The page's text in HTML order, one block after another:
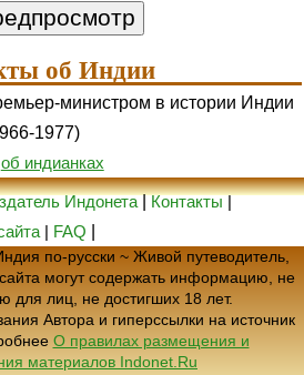
об Индии
министром в истории Индии
1977)
об индианках
Индонета|Контакты|
| FAQ
по-русски ~ Живой путеводитель,
могут содержать информацию, не
для лиц, не достигших 18 лет.
Автора и гиперссылки на источник
О правилах размещения и
материалов Indonet.Ru